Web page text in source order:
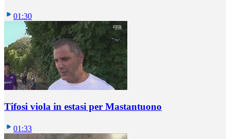
01:30
Tifosi viola in estasi per Mastantuono
01:33